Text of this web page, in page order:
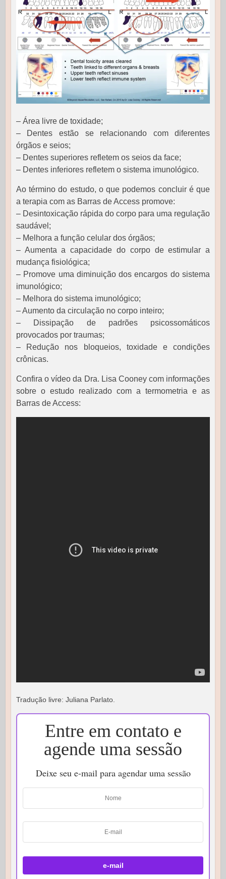
– Área livre de toxidade;
– Dentes estão se relacionando com diferentes
órgãos e seios;
– Dentes superiores refletem os seios da face;
– Dentes inferiores refletem o sistema imunológico.
Ao término do estudo, o que podemos concluir é que
a terapia com as Barras de Access promove:
– Desintoxicação rápida do corpo para uma regulação
saudável;
– Melhora a função celular dos órgãos;
– Aumenta a capacidade do corpo de estimular a
mudança fisiológica;
– Promove uma diminuição dos encargos do sistema
imunológico;
– Melhora do sistema imunológico;
– Aumento da circulação no corpo inteiro;
– Dissipação de padrões psicossomáticos
provocados por traumas;
– Redução nos bloqueios, toxidade e condições
crônicas.
Confira o vídeo da Dra. Lisa Cooney com informações
sobre o estudo realizado com a termometria e as
Barras de Access:
Tradução livre: Juliana Parlato.
Entre em contato e
agende uma sessão
Deixe seu e-mail para agendar uma sessão